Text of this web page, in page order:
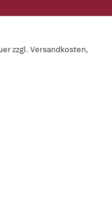
zzgl. Versandkosten,